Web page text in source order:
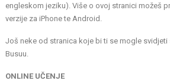
engleskom jeziku). Više o ovoj stranici možeš
verzije za iPhone te Android.
Još neke od stranica koje bi ti se mogle svidjeti
Busuu
ONLINE UČENJE